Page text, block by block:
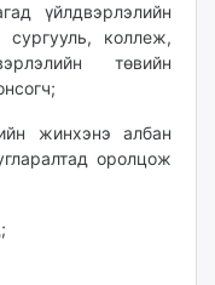
үйлдвэрлэлийн
коллеж,
төвийн
жинхэнэ албан
оролцож